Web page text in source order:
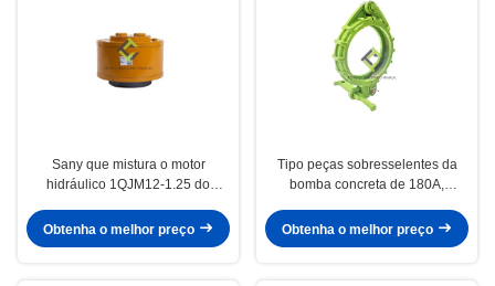
Sany que mistura o motor
hidráulico 1QJM12-1.25 do
Obtenha o melhor preço
Tipo peças sobresselentes da
bomba concreta de 180A,
parafuso do forjamento do aço de
liga
Obtenha o melhor preço